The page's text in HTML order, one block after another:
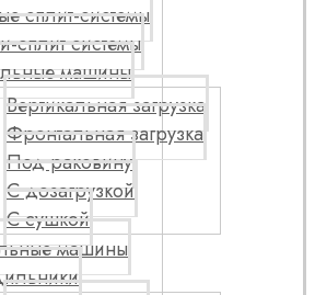
сплит-системы
сплит системы
машины
Вертикальная загрузка
Фронтальная загрузка
Под раковину
С дозагрузкой
С сушкой
машины